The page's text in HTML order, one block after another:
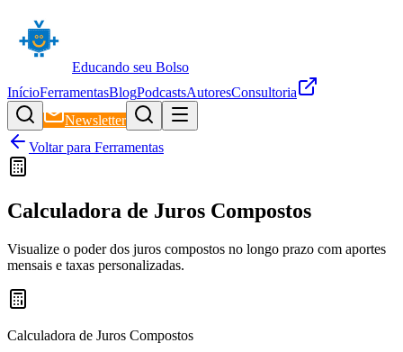
Educando seu Bolso
InícioFerramentasBlogPodcastsAutoresConsultoria
Newsletter
Voltar para Ferramentas
Calculadora de Juros Compostos
Visualize o poder dos juros compostos no longo prazo com aportes
mensais e taxas personalizadas.
Calculadora de Juros Compostos